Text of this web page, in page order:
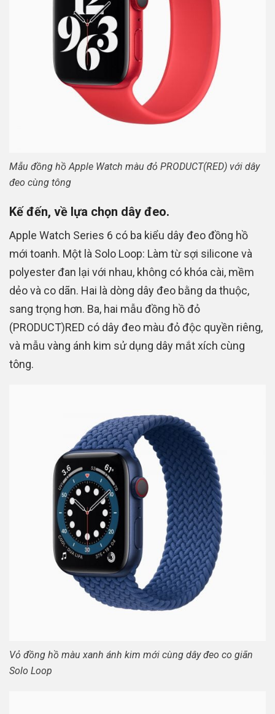
Mẫu đồng hồ Apple Watch màu đỏ PRODUCT(RED) với dây
đeo cùng tông
Kế đến, về lựa chọn dây đeo.
Apple Watch Series 6 có ba kiểu dây đeo đồng hồ
mới toanh. Một là Solo Loop: Làm từ sợi silicone và
polyester đan lại với nhau, không có khóa cài, mềm
dẻo và co dãn. Hai là dòng dây đeo bằng da thuộc,
sang trọng hơn. Ba, hai mẫu đồng hồ đỏ
(PRODUCT)RED có dây đeo màu đỏ độc quyền riêng,
và mẫu vàng ánh kim sử dụng dây mắt xích cùng
tông.
Vỏ đồng hồ màu xanh ánh kim mới cùng dây đeo co giãn
Solo Loop